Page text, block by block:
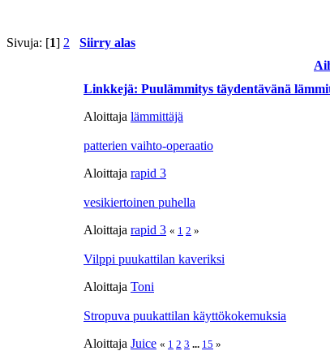
Sivuja: [1] 2
Siirry alas
Linkkejä: Puulämmitys täydentävänä
Aloittaja lämmittäjä
patterien vaihto-operaatio
Aloittaja rapid 3
vesikiertoinen puhella
Aloittaja rapid 3 « 1 2 »
Vilppi puukattilan kaveriksi
Aloittaja Toni
Stropuva puukattilan käyttökokemuksia
Aloittaja Juice « 1 2 3 ... 15 »